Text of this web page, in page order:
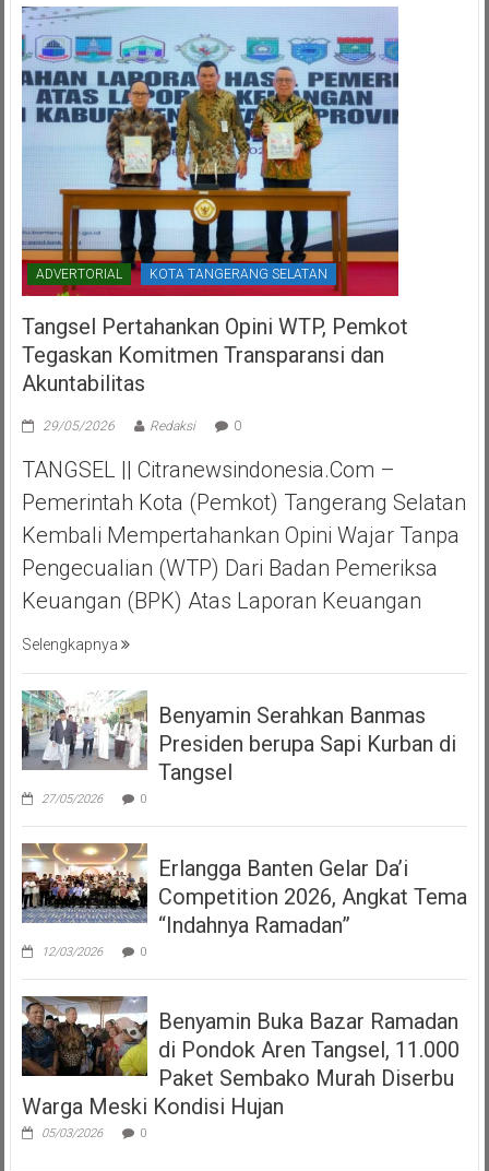
ADVERTORIAL KOTA TANGERANG SELATAN
Tangsel Pertahankan Opini WTP, Pemkot
Tegaskan Komitmen Transparansi dan
Akuntabilitas
29/05/2026 Redaksi 0
TANGSEL || Citranewsindonesia.com –
Pemerintah Kota (Pemkot) Tangerang Selatan
Kembali Mempertahankan Opini Wajar Tanpa
Pengecualian (WTP) Dari Badan Pemeriksa
Keuangan (BPK) Atas Laporan Keuangan
Selengkapnya
Benyamin Serahkan Banmas
Presiden berupa Sapi Kurban di
Tangsel
27/05/2026 0
Erlangga Banten Gelar Da’i
Competition 2026, Angkat Tema
“Indahnya Ramadan”
12/03/2026 0
Benyamin Buka Bazar Ramadan
di Pondok Aren Tangsel, 11.000
Paket Sembako Murah Diserbu
Warga Meski Kondisi Hujan
05/03/2026 0